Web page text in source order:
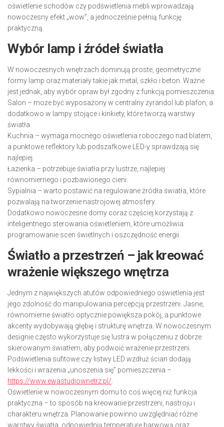
oświetlenie schodów czy podświetlenia mebli wprowadzają
nowoczesny efekt „wow”, a jednocześnie pełnią funkcję
praktyczną.
Wybór lamp i źródeł światła
W nowoczesnych wnętrzach dominują proste, geometryczne
formy lamp oraz materiały takie jak metal, szkło i beton. Ważne
jest jednak, aby wybór opraw był zgodny z funkcją pomieszczenia:
Salon – może być wyposażony w centralny żyrandol lub plafon, a
dodatkowo w lampy stojące i kinkiety, które tworzą warstwy
światła.
Kuchnia – wymaga mocnego oświetlenia roboczego nad blatem,
a punktowe reflektory lub podszafkowe LED-y sprawdzają się
najlepiej.
Łazienka – potrzebuje światła przy lustrze, najlepiej
równomiernego i pozbawionego cieni.
Sypialnia – warto postawić na regulowane źródła światła, które
pozwalają na tworzenie nastrojowej atmosfery.
Dodatkowo nowoczesne domy coraz częściej korzystają z
inteligentnego sterowania oświetleniem, które umożliwia
programowanie scen świetlnych i oszczędność energii.
Światło a przestrzeń – jak kreować
wrażenie większego wnętrza
Jednym z największych atutów odpowiedniego oświetlenia jest
jego zdolność do manipulowania percepcją przestrzeni. Jasne,
równomierne światło optycznie powiększa pokój, a punktowe
akcenty wydobywają głębię i strukturę wnętrza. W nowoczesnym
designie często wykorzystuje się lustra w połączeniu z dobrze
skierowanym światłem, aby podwoić wrażenie przestrzeni.
Podświetlenia sufitowe czy listwy LED wzdłuż ścian dodają
lekkości i wrażenia „unoszenia się” pomieszczenia –
https://www.ewastudiownetrz.pl/
Oświetlenie w nowoczesnym domu to coś więcej niż funkcja
praktyczna – to sposób na kreowanie przestrzeni, nastroju i
charakteru wnętrza. Planowanie powinno uwzględniać różne
warstwy światła, odpowiednią temperaturę barwową oraz